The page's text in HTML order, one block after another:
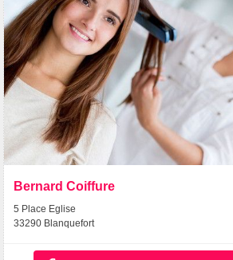
Bernard Coiffure
5 Place Eglise
33290 Blanquefort